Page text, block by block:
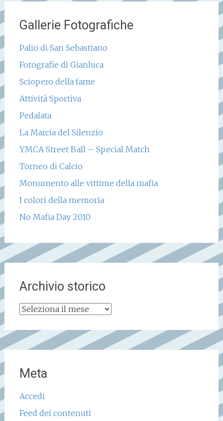
Gallerie Fotografiche
Palio di San Sebastiano
Fotografie di Gianluca
Sciopero della fame
Attività Sportiva
Pedalata
La Marcia del Silenzio
YMCA Street Ball – Special Match
Torneo di Calcio
Monumento alle vittime della mafia
I colori della memoria
No Mafia Day 2010
Archivio storico
Archivio
Meta
Accedi
Feed dei contenuti